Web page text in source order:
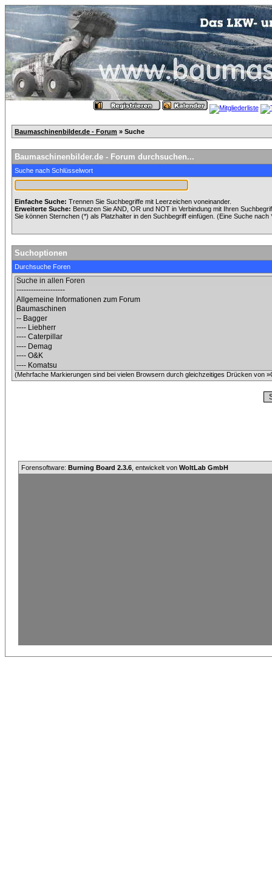
Baumaschinenbilder.de - Forum » Suche
Baumaschinenbilder.de - Forum durchsuchen...
Suche nach Schlüsselwort
Einfache Suche: Trennen Sie Suchbegriffe mit Leerzeichen voneinander.
Erweiterte Suche: Benutzen Sie AND, OR und NOT in Verbindung mit Ihren
Sie können Sternchen (*) als Platzhalter in den Suchbegriff einfügen. (Eine Suche
Suchoptionen
Durchsuche Foren
(Mehrfache Markierungen sind bei vielen Browsern durch gleichzeitiges Drücken von
Forensoftware: Burning Board 2.3.6 , entwickelt von WoltLab GmbH